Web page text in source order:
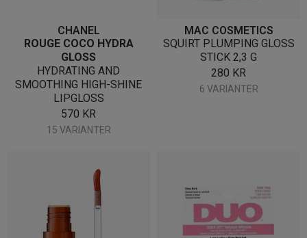
CHANEL
ROUGE COCO HYDRA
GLOSS
HYDRATING AND
SMOOTHING HIGH-SHINE
LIPGLOSS
570 KR
15 VARIANTER
MAC COSMETICS
SQUIRT PLUMPING GLOSS
STICK 2,3 G
280 KR
6 VARIANTER